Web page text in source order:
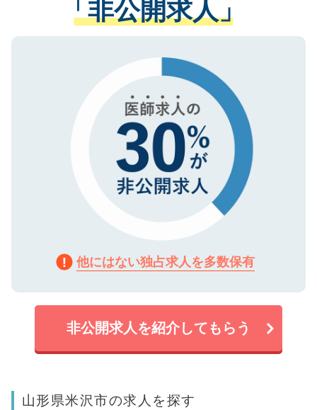
る、プライバシーマークを取得済みです。
で、機密保持に関してもご安心ください。
させていただきます。すぐにご転職をされ
ない方には、長期的なサポートが可能です
ので、まずはご登録ください。
「非公開求人」
他にはない独占求人を多数保有
非公開求人を紹介してもらう
山形県米沢市の求人を探す